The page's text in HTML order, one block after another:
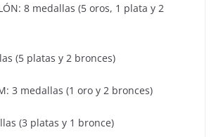
8 medallas (5 oros, 1 plata y 2
(5 platas y 2 bronces)
3 medallas (1 oro y 2 bronces)
(3 platas y 1 bronce)